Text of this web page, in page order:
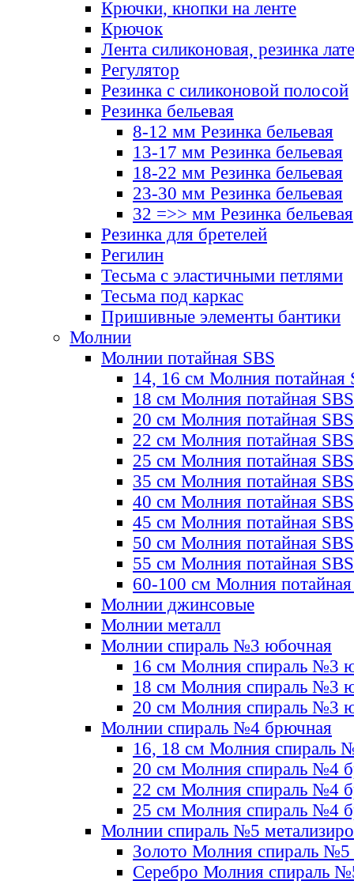
Крючки, кнопки на ленте
Крючок
Лента силиконовая, резинка
Регулятор
Резинка с силиконовой полосой
Резинка бельевая
8-12 мм Резинка бельевая
13-17 мм Резинка бельевая
18-22 мм Резинка бельевая
23-30 мм Резинка бельевая
32 =>> мм Резинка бельевая
Резинка для бретелей
Регилин
Тесьма с эластичными петлями
Тесьма под каркас
Пришивные элементы бантики
Молнии
Молнии потайная SBS
14, 16 см Молния потайная
18 см Молния потайная SBS
20 см Молния потайная SBS
22 см Молния потайная SBS
25 см Молния потайная SBS
35 см Молния потайная SBS
40 см Молния потайная SBS
45 см Молния потайная SBS
50 см Молния потайная SBS
55 см Молния потайная SBS
60-100 см Молния
Молнии джинсовые
Молнии металл
Молнии спираль №3 юбочная
16 см Молния спираль №3
18 см Молния спираль №3
20 см Молния спираль №3
Молнии спираль №4 брючная
16, 18 см Молния спираль
20 см Молния спираль №4
22 см Молния спираль №4
25 см Молния спираль №4
Молнии спираль №5
Золото Молния спираль №5
Серебро Молния спираль